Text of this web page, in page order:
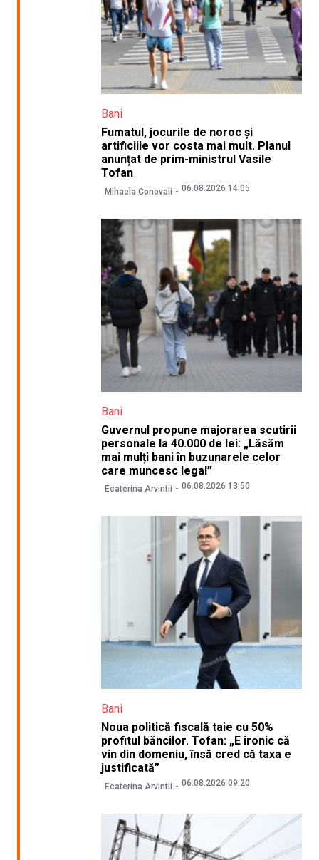
Bani
Fumatul, jocurile de noroc și
artificiile vor costa mai mult. Planul
anunțat de prim-ministrul Vasile
Tofan
Mihaela Conovali 06.08.2026 14:05
Bani
Guvernul propune majorarea scutirii
personale la 40.000 de lei: „Lăsăm
mai mulți bani în buzunarele celor
care muncesc legal”
Ecaterina Arvintii 06.08.2026 13:50
Bani
Noua politică fiscală taie cu 50%
profitul băncilor. Tofan: „E ironic că
vin din domeniu, însă cred că taxa e
justificată”
Ecaterina Arvintii 06.08.2026 09:20